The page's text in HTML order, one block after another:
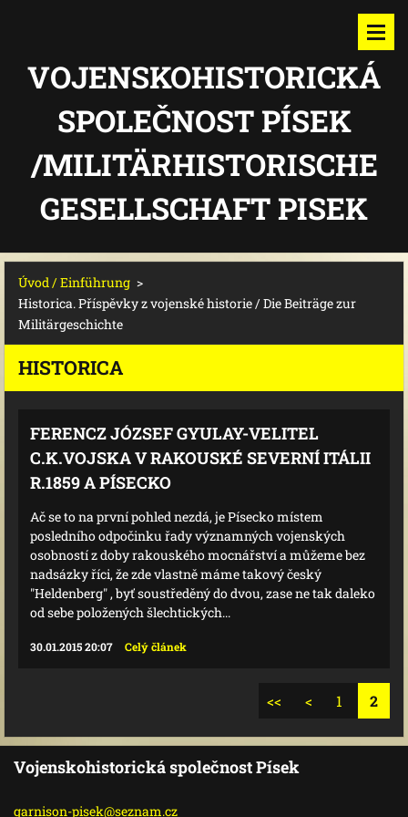
VOJENSKOHISTORICKÁ
SPOLEČNOST PÍSEK
/MILITÄRHISTORISCHE
GESELLSCHAFT PISEK
Úvod / Einführung >
Historica. Příspěvky z vojenské historie / Die Beiträge zur
Militärgeschichte
HISTORICA
FERENCZ JÓZSEF GYULAY-VELITEL
C.K.VOJSKA V RAKOUSKÉ SEVERNÍ ITÁLII
R.1859 A PÍSECKO
Ač se to na první pohled nezdá, je Písecko místem
posledního odpočinku řady významných vojenských
osobností z doby rakouského mocnářství a můžeme bez
nadsázky říci, že zde vlastně máme takový český
"Heldenberg" , byť soustředěný do dvou, zase ne tak daleko
od sebe položených šlechtických...
30.01.2015 20:07 Celý článek
<< < 1 2
Vojenskohistorická společnost Písek
garnison-pisek@seznam.cz